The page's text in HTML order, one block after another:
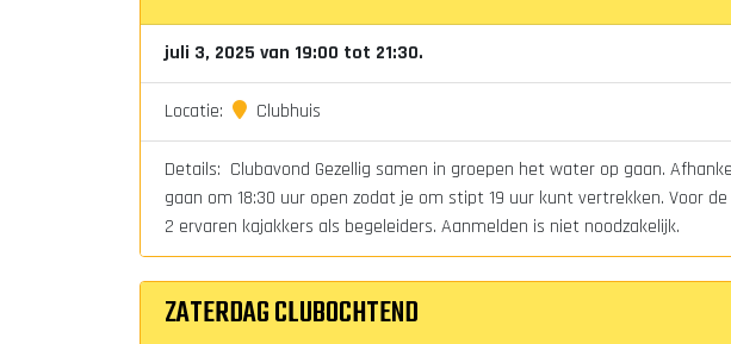
juli 3, 2025 van 19:00 tot 21:30.
Locatie: Clubhuis
Details: Clubavond Gezellig samen in groepen het water op gaan.
gaan om 18:30 uur open zodat je om stipt 19 uur kunt vertrekken. Voor
2 ervaren kajakkers als begeleiders. Aanmelden is niet noodzakelijk.
ZATERDAG CLUBOCHTEND